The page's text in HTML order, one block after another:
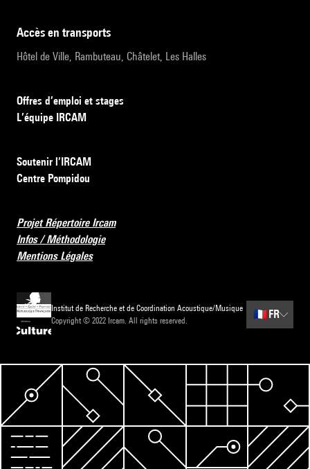
accès en transports
Hôtel de Ville, Rambuteau, Châtelet, Les Halles
Offres d’emploi et stages
L’équipe IRCAM
Soutenir l’IRCAM
Centre Pompidou
Projet Répertoire Ircam
Infos / Méthodologie
Mentions Légales
Institut de Recherche et de Coordination Acoustique/Musique
Copyright © 2022 Ircam. All rights reserved.
🇫🇷 FR